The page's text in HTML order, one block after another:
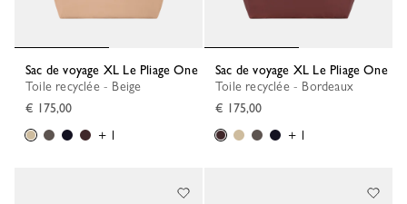
Sac de voyage XL Le Pliage One
Toile recyclée - Beige
€ 175,00
+ 1
Sac de voyage XL Le Pliage One
Toile recyclée - Bordeaux
€ 175,00
+ 1